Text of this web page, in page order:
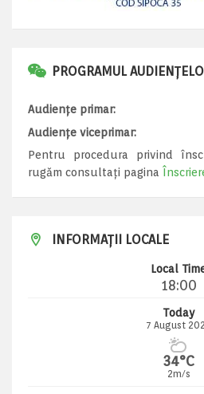
PROGRAMUL
Audiențe primar:
Audiențe viceprimar:
Pentru procedura privind
rugăm consultați pagina
INFORMAȚII LOCALE
Local
18:00
Today
7 August
34°C
2m/s